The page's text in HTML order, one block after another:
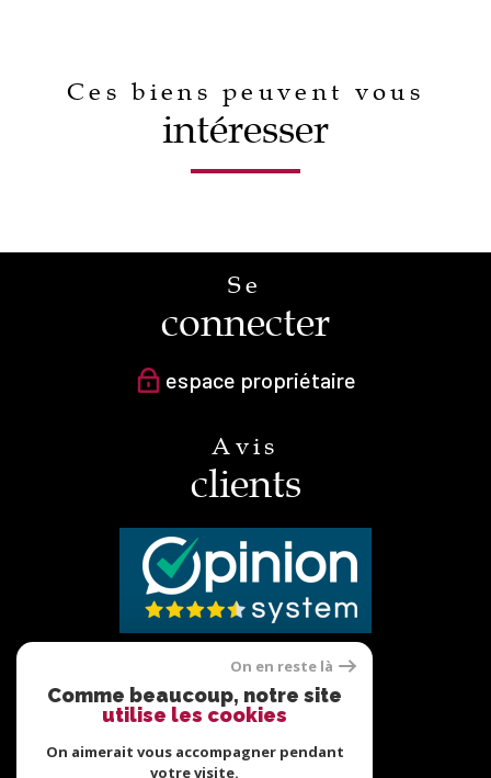
Ces biens peuvent vous
intéresser
Se
connecter
espace propriétaire
Avis
clients
Nous
adhérons
On en reste là
Comme beaucoup, notre site
utilise les cookies
On aimerait vous accompagner pendant
votre visite.